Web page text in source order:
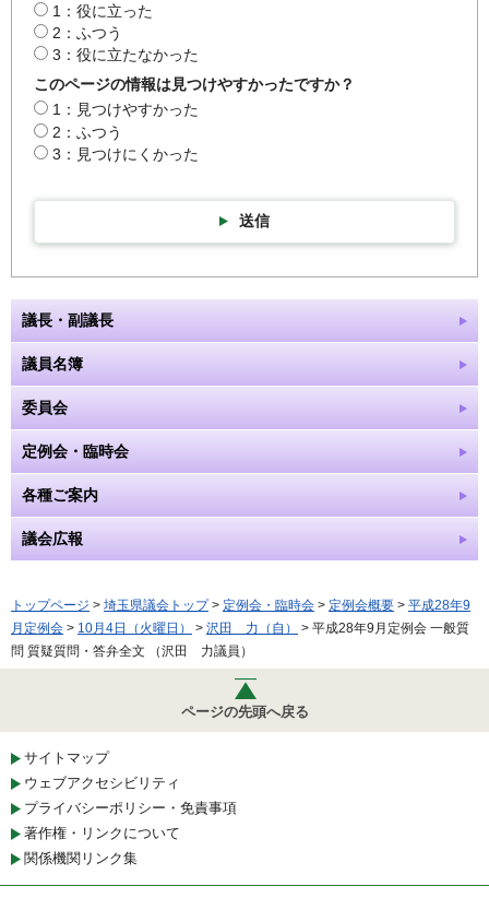
1：役に立った
2：ふつう
3：役に立たなかった
このページの情報は見つけやすかったですか？
1：見つけやすかった
2：ふつう
3：見つけにくかった
送信
議長・副議長
議員名簿
委員会
定例会・臨時会
各種ご案内
議会広報
トップページ > 埼玉県議会トップ> 定例会・臨時会 > 定例会概要 > 平成28年9
月定例会 > 10月4日（火曜日） > 沢田 力（自）
> 平成28年9月定例会 一般質
問 質疑質問・答弁全文 （沢田 力議員）
ページの先頭へ戻る
サイトマップ
ウェブアクセシビリティ
プライバシーポリシー・免責事項
著作権・リンクについて
関係機関リンク集